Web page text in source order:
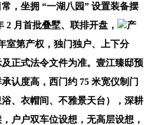
，坐拥 “一湖八园” 设置装备摆
2 月首批叠墅、联排开盘，
产
室第产权，独门独户、上下分
正式法令文件为准。壹江臻邸预
认度高，西门约 75 米宽仪制门
、衣帽间、不雅景天台），深耕
户户双车位设想，无高层设想，